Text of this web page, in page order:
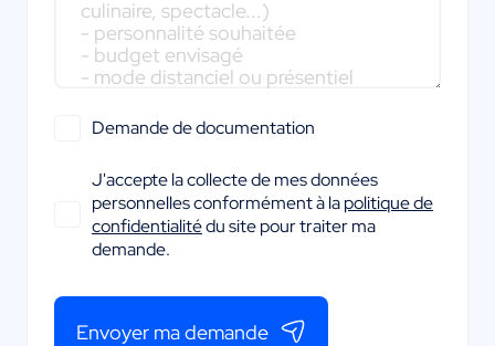
Demande de documentation
J'accepte la collecte de mes données
personnelles conformément à lapolitique de
confidentialitédu site pour traiter ma
demande.
Envoyer ma demande